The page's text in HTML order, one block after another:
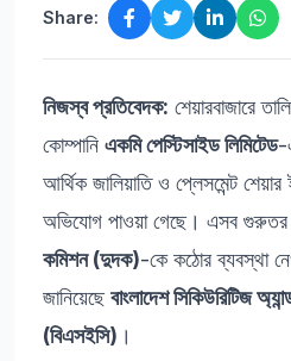
Share:
নিজস্ব প্রতিবেদক: শেয়ারবাজারে
কোম্পানি একমি পেস্টিসাইড লিমিটেড-
আর্থিক জালিয়াতি ও প্লেসমেন্ট
অভিযোগ পাওয়া গেছে। এসব গুরুতর
কমিশন (দুদক)-কে কঠোর ব্যবস্থা
জানিয়েছেবাংলাদেশ সিকিউরিটিজ
(বিএসইসি) ।